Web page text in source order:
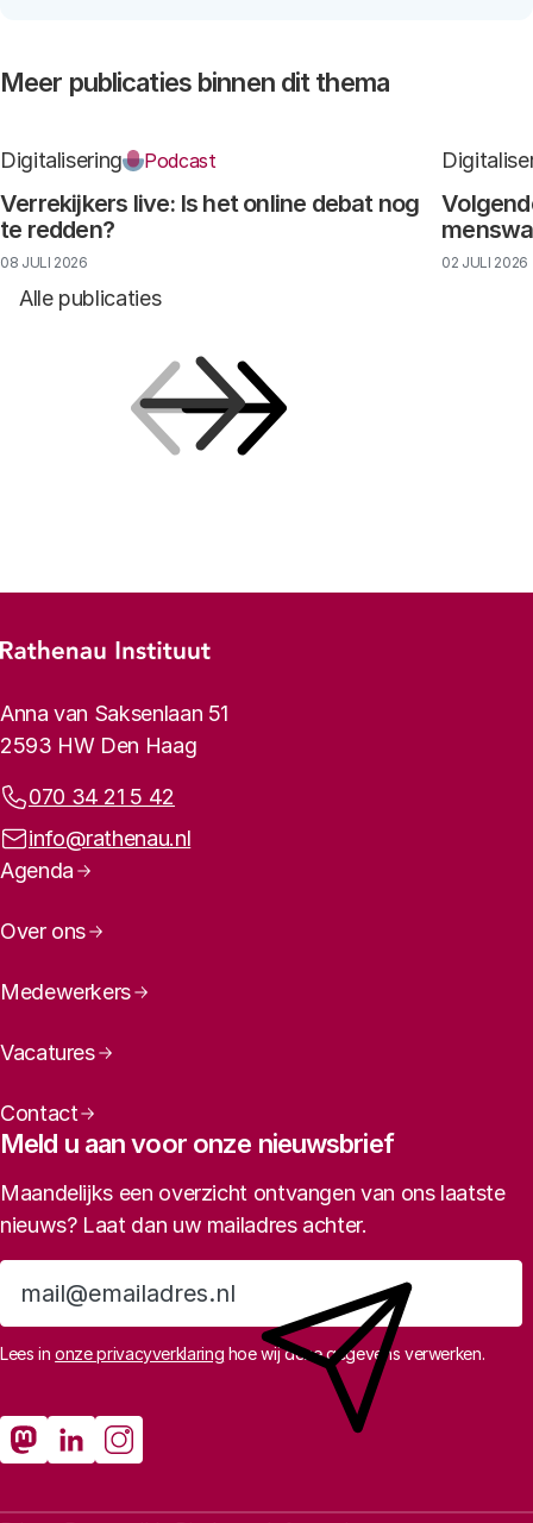
Meer publicaties binnen dit thema
Alle publicaties
Verrekijkers live: Is het online debat nog
te redden?
Digitalisering Podcast
08 JULI 2026 02 JULI 2026
Footer-menu
Rathenau logo, naar de homepage
Contactinformatie
Anna van Saksenlaan 51
2593 HW Den Haag
Telefoonnummer:
070 34 21 5 42
E-mailadres:
info@rathenau.nl
Paginanavigatie
Agenda
Over ons
Medewerkers
Vacatures
Contact
Meld u aan voor onze nieuwsbrief
Maandelijks een overzicht ontvangen van ons laatste
nieuws? Laat dan uw mailadres achter.
Aanmelden
Lees inonze privacyverklaring hoe wij deze gegevens verwerken.
Sociale media
Rathenau Mastodon
Rathenau LinkedIn
Rathenau Instagram